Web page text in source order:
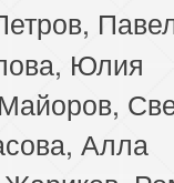
Юлия
Алла